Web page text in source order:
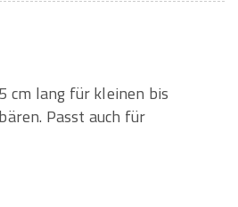
cm lang für kleinen bis
Passt auch für